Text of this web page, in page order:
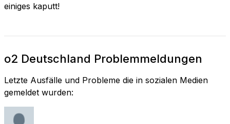
einiges kaputt!
o2 Deutschland Problemmeldungen
Letzte Ausfälle und Probleme die in sozialen Medien
gemeldet wurden: